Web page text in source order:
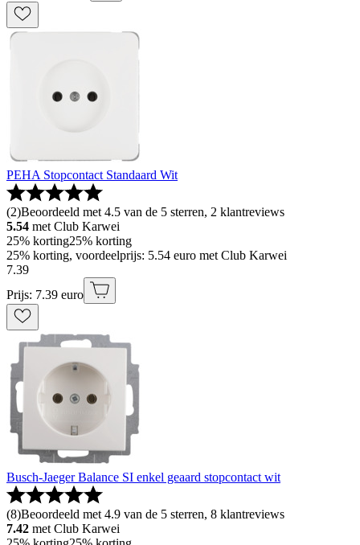
PEHA Stopcontact Standaard Wit
(2)Beoordeeld met 4.5 van de 5 sterren, 2 klantreviews
5.54 met Club Karwei
25% korting25% korting
25% korting, voordeelprijs: 5.54 euro met Club Karwei
7.39
Prijs: 7.39 euro
Busch-Jaeger Balance SI enkel geaard stopcontact wit
(8)Beoordeeld met 4.9 van de 5 sterren, 8 klantreviews
7.42 met Club Karwei